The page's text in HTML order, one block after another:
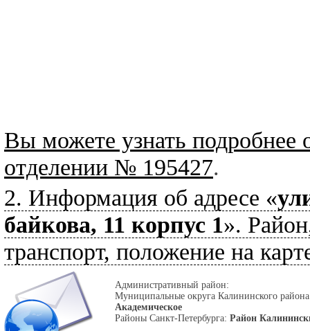
Вы можете узнать подробнее
отделении № 195427.
2. Информация об адресе «
байкова, 11 корпус 1».
транспорт, положение на
Административный район:
Муниципальные округа Калининского
Академическое
Районы Санкт-Петербурга: Район